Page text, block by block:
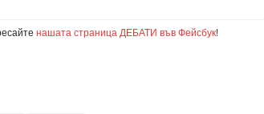
нашата страница ДЕБАТИ във Фейсбук!